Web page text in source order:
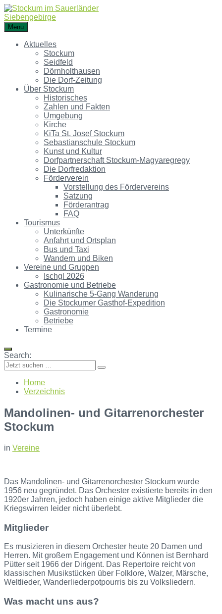
Menu
Aktuelles
Stockum
Seidfeld
Dörnholthausen
Die Dorf-Zeitung
Über Stockum
Historisches
Zahlen und Fakten
Umgebung
Kirche
KiTa St. Josef Stockum
Sebastianschule Stockum
Kunst und Kultur
Dorfpartnerschaft Stockum-Magyaregregy
Die Dorfredaktion
Förderverein
Vorstellung des Fördervereins
Satzung
Förderantrag
FAQ
Tourismus
Unterkünfte
Anfahrt und Ortsplan
Bus und Taxi
Wandern und Biken
Vereine und Gruppen
Ischgl 2026
Gastronomie und Betriebe
Kulinarische 5-Gang Wanderung
Die Stockumer Gasthof-Expedition
Gastronomie
Betriebe
Termine
Search:
Home
Verzeichnis
Mandolinen- und Gitarrenorchester
Stockum
in Vereine
Das Mandolinen- und Gitarrenorchester Stockum wurde
1956 neu gegründet. Das Orchester existierte bereits in den
1920er Jahren, jedoch haben einige aktive Mitglieder die
Kriegswirren leider nicht überlebt.
Mitglieder
Es musizieren in diesem Orchester heute 20 Damen und
Herren. Mit großem Engagement und Können ist Bernhard
Pütter seit 1966 der Dirigent. Das Repertoire reicht von
klassischen Musikstücken über Folklore, Walzer, Märsche,
Weltlieder, Wanderliederpotpourris bis zu Volksliedern.
Was macht uns aus?